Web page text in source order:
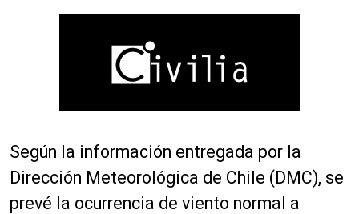
Según la información entregada por la
Dirección Meteorológica de Chile (DMC), se
prevé la ocurrencia de viento normal a